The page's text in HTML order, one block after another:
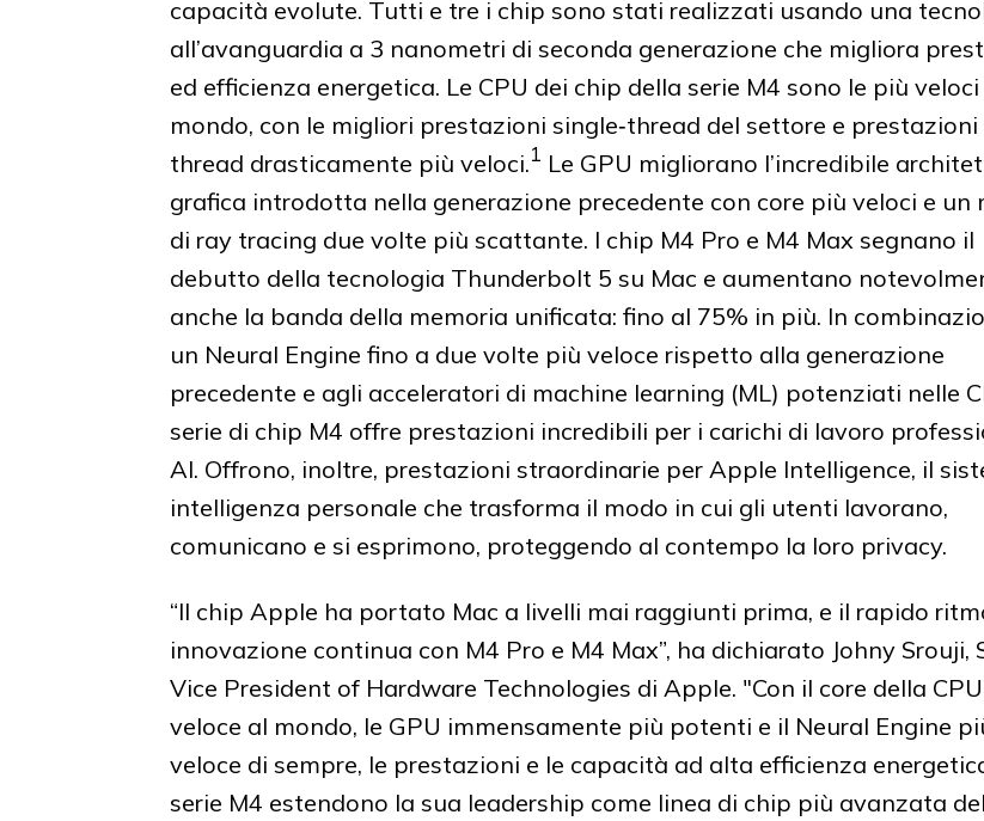
capacità evolute. Tutti e tre i chip sono stati realizzati usando una
all’avanguardia a 3 nanometri di seconda generazione che migliora
ed efficienza energetica. Le CPU dei chip della serie M4 sono le più veloci
mondo, con le migliori prestazioni single‑thread del settore e
thread drasticamente più veloci.1 Le GPU migliorano l’incredibile
grafica introdotta nella generazione precedente con core più veloci e un
di ray tracing due volte più scattante. I chip M4 Pro e M4 Max segnano il
debutto della tecnologia Thunderbolt 5 su Mac e aumentano
anche la banda della memoria unificata: fino al 75% in più. In
un Neural Engine fino a due volte più veloce rispetto alla generazione
precedente e agli acceleratori di machine learning (ML) potenziati nelle
serie di chip M4 offre prestazioni incredibili per i carichi di lavoro
AI. Offrono, inoltre, prestazioni straordinarie per Apple Intelligence, il
intelligenza personale che trasforma il modo in cui gli utenti lavorano,
comunicano e si esprimono, proteggendo al contempo la loro privacy.
“Il chip Apple ha portato Mac a livelli mai raggiunti prima, e il rapido
innovazione continua con M4 Pro e M4 Max”, ha dichiarato Johny Srouji,
Vice President of Hardware Technologies di Apple. "Con il core della
veloce al mondo, le GPU immensamente più potenti e il Neural Engine
veloce di sempre, le prestazioni e le capacità ad alta efficienza
serie M4 estendono la sua leadership come linea di chip più avanzata del